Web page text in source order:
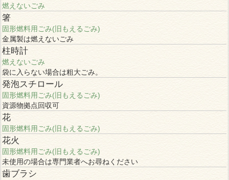
燃えないごみ
箸
固形燃料用ごみ(旧もえるごみ)
金属製は燃えないごみ
柱時計
燃えないごみ
袋に入らない場合は粗大ごみ。
発泡スチロール
固形燃料用ごみ(旧もえるごみ)
資源物拠点回収可
花
固形燃料用ごみ(旧もえるごみ)
花火
固形燃料用ごみ(旧もえるごみ)
未使用の場合は専門業者へお尋ねください
歯ブラシ